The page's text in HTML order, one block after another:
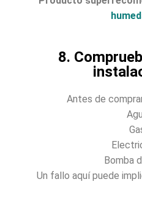
8.
Antes de
Bomba
Un fallo aquí puede